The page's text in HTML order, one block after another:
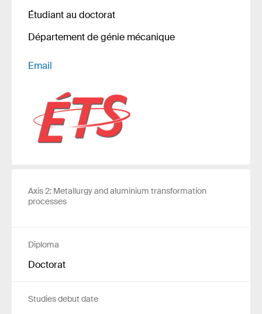
Étudiant au doctorat
Département de génie mécanique
Email
Axis 2: Metallurgy and aluminium transformation
processes
Diploma
Doctorat
Studies debut date